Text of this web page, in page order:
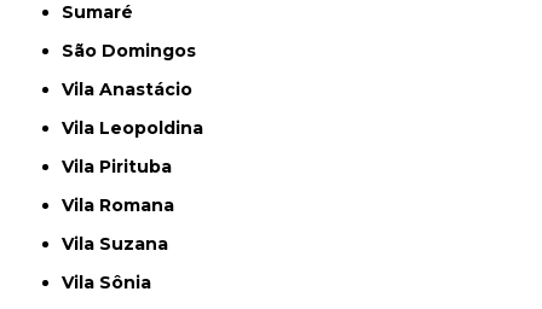
Sumaré
São Domingos
Vila Anastácio
Vila Leopoldina
Vila Pirituba
Vila Romana
Vila Suzana
Vila Sônia